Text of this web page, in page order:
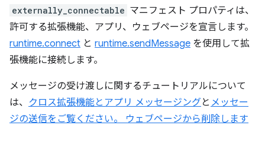
externally_connectable マニフェスト プロパティは、
許可する拡張機能、アプリ、ウェブページを宣言します。
runtime.connect と runtime.sendMessage を使用して拡
張機能に接続します。
メッセージの受け渡しに関するチュートリアルについて
は、 クロス拡張機能とアプリ メッセージングと メッセー
ジの送信をご覧ください。 ウェブページから削除します